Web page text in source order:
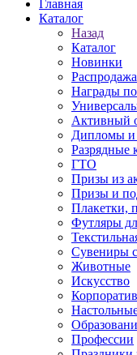
Главная
Каталог
Назад
Каталог
Новинки
Распродажа
Награды
Активный
Дипломы и
Разрядные
ГТО
Призы из
Призы и
Плакетки,
Футляры
Сувениры
Животные
Искусство
Профессии